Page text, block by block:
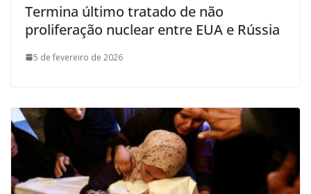
Termina último tratado de não
proliferação nuclear entre EUA e Rússia
5 de fevereiro de 2026